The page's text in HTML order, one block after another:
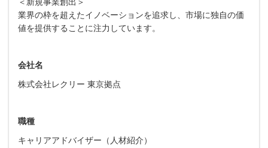
業界の枠を超えたイノベーションを追求し、市場に独自の価
値を提供することに注力しています。
会社名
株式会社レクリー 東京拠点
職種
キャリアアドバイザー（人材紹介）